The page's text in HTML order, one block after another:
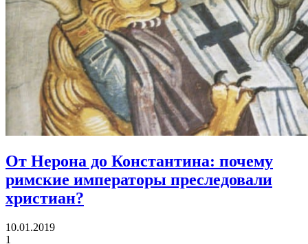
От Нерона до Константина: почему
римские императоры преследовали
христиан?
10.01.2019
1